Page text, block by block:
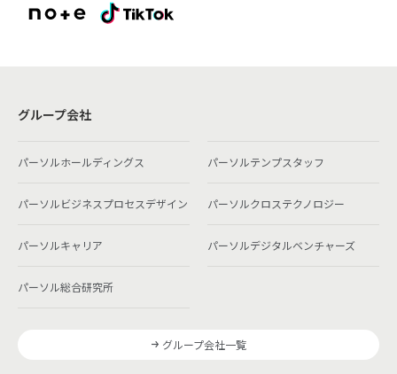
グループ会社
パーソルホールディングス パーソルテンプスタッフ
パーソルビジネスプロセスデザイン パーソルクロステクノロジー
パーソルキャリア パーソルデジタルベンチャーズ
パーソル総合研究所
グループ会社一覧